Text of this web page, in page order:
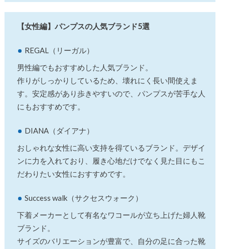
【女性編】パンプスの人気ブランド5選
REGAL（リーガル）
男性編でもおすすめした人気ブランド。
作りがしっかりしているため、壊れにく長い間使えま
す。安定感があり歩きやすいので、パンプスが苦手な人
にもおすすめです。
DIANA（ダイアナ）
おしゃれな女性に高い支持を得ているブランド。デザイ
ンに力を入れており、履き心地だけでなく見た目にもこ
だわりたい女性におすすめです。
Success walk（サクセスウォーク）
下着メーカーとして有名なワコールが立ち上げた婦人靴
ブランド。
サイズのバリエーションが豊富で、自分の足に合った靴